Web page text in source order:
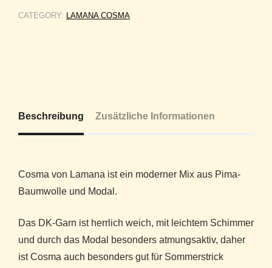
CATEGORY: LAMANA COSMA
Beschreibung Zusätzliche Informationen
Cosma von Lamana ist ein moderner Mix aus Pima-
Baumwolle und Modal.
Das DK-Garn ist herrlich weich, mit leichtem Schimmer
und durch das Modal besonders atmungsaktiv, daher
ist Cosma auch besonders gut für Sommerstrick